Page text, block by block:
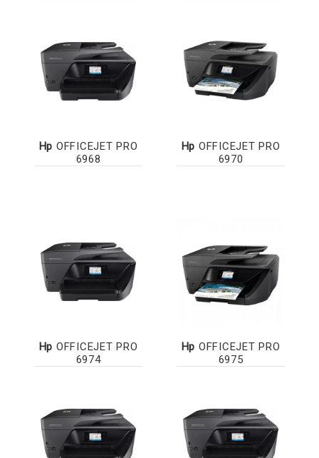
Hp OFFICEJET PRO
6968
Hp OFFICEJET PRO
6970
Hp OFFICEJET PRO
6974
Hp OFFICEJET PRO
6975